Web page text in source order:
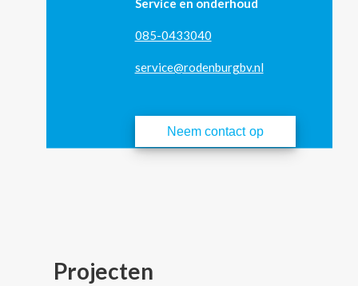
Service en onderhoud
085-0433040
service@rodenburgbv.nl
Neem contact op
Projecten